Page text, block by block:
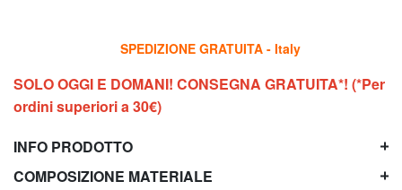
SPEDIZIONE GRATUITA - Italy
SOLO OGGI E DOMANI! CONSEGNA GRATUITA*! (*Per
ordini superiori a 30€)
INFO PRODOTTO
COMPOSIZIONE MATERIALE